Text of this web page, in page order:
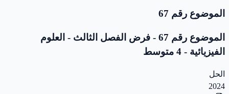
الموضوع رقم 67
الموضوع رقم 67 - فرض الفصل الثالث - العلوم
الفيزيائية - 4 متوسط
الحل
2024